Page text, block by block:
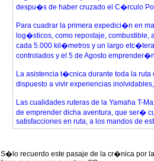
despu�s de haber cruzado el C�rculo
Para cuadrar la primera expedici�n en
log�sticos, como repostaje, combustible,
cada 5.000 kil�metros y un largo
controlados y el 5 de Agosto
La asistencia t�cnica durante toda la
dispuesto a vivir experiencias
Las cualidades ruteras de la Yamaha T-
de emprender dicha aventura, que ser�
satisfacciones en ruta, a los mandos de
S�lo recuerdo este pasaje de la cr�nica por